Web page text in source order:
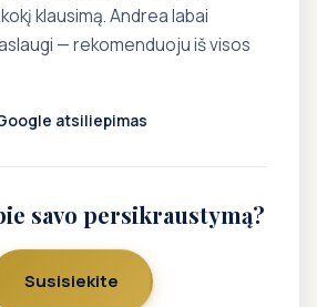
klausimą. Andrea labai
— rekomenduoju iš visos
atsiliepimas
savo persikraustymą?
Susisiekite